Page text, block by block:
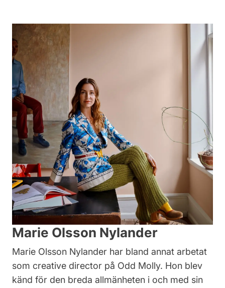
Marie Olsson Nylander
Marie Olsson Nylander har bland annat arbetat
som creative director på Odd Molly. Hon blev
känd för den breda allmänheten i och med sin